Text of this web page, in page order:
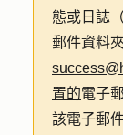
態或日誌
郵件資料
置的電子
該電子郵